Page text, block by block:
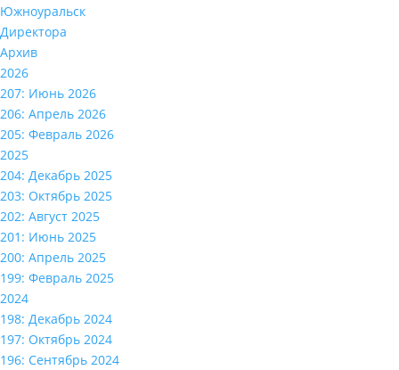
Южноуральск
Директора
Архив
2026
207: Июнь 2026
206: Апрель 2026
205: Февраль 2026
2025
204: Декабрь 2025
203: Октябрь 2025
202: Август 2025
201: Июнь 2025
200: Апрель 2025
199: Февраль 2025
2024
198: Декабрь 2024
197: Октябрь 2024
196: Сентябрь 2024